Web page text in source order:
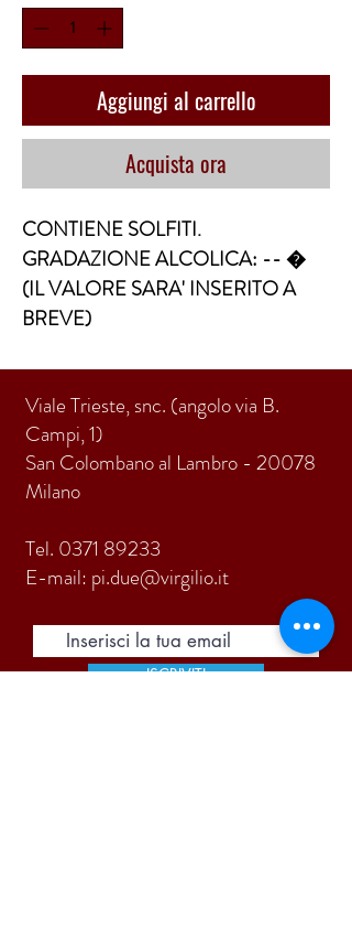
Aggiungi al carrello
Acquista ora
CONTIENE SOLFITI.
GRADAZIONE ALCOLICA: -- �
(IL VALORE SARA' INSERITO A
BREVE)
Viale Trieste, snc. (angolo via B.
Campi, 1)
San Colombano al Lambro - 20078
Milano
Tel. 0371 89233
E-mail: pi.due@virgilio.it
ISCRIVITI